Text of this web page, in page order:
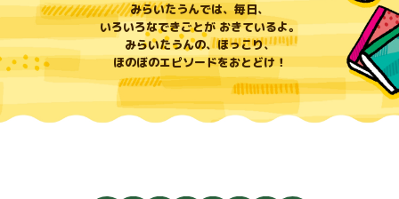
みらいたうんでは、毎日、
いろいろなできごとが おきているよ。
みらいたうんの、ほっこり、
ほのぼのエピソードをおとどけ！